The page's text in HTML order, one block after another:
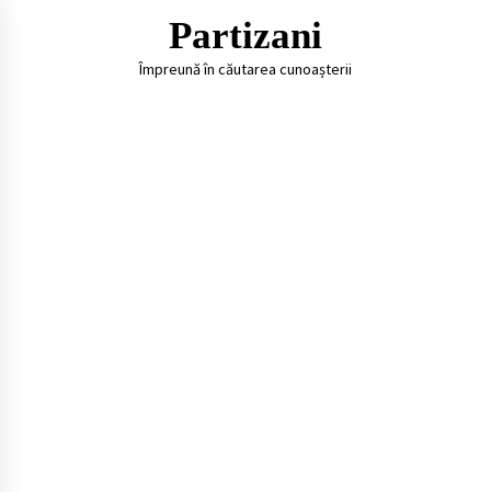
Partizani
Împreună în căutarea cunoașterii